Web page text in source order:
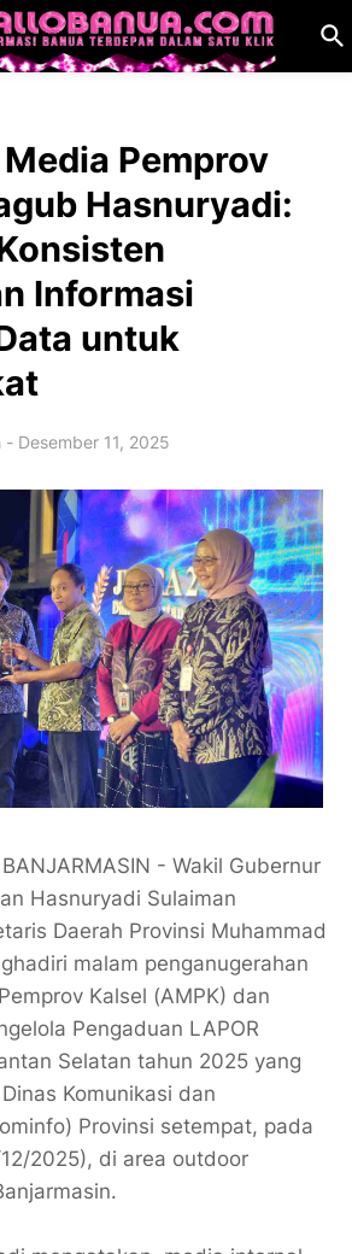
Pemprov
Hasnuryadi:
Informasi
untuk
- Desember 11, 2025
- Wakil Gubernur
Hasnuryadi Sulaiman
Daerah Provinsi Muhammad
malam penganugerahan
Kalsel (AMPK) dan
Pengaduan LAPOR
Selatan tahun 2025 yang
Komunikasi dan
Provinsi setempat, pada
2025), di area outdoor